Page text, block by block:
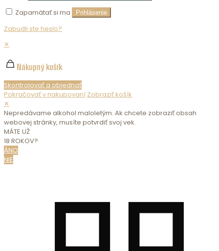
Zapamätať si ma
Prihlásenie
Zabudli ste heslo?
✕
Nákupný košík
Skontrolovať a objednať
Pokračovať v nakupovaní Zobraziť košík
✕
Nepredávame alkohol maloletým. Ak chcete zobraziť obsah
webovej stránky, musíte potvrdiť svoj vek.
MÁTE UŽ
18 ROKOV?
ÁNO
NIE